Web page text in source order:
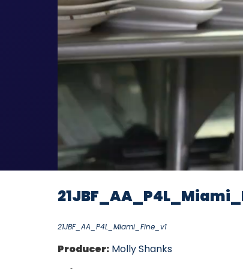
21JBF_AA_P4L_Miami_Fine_v1
Producer: Molly Shanks